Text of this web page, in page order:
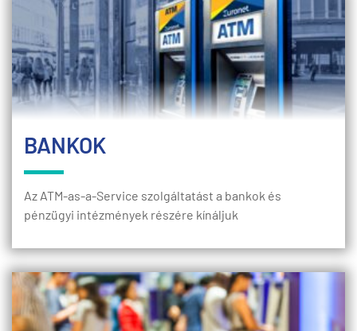
BANKOK
Az ATM-as-a-Service szolgáltatást a bankok és
pénzügyi intézmények részére kínáljuk